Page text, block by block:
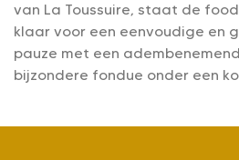
van La Toussuire, staat de
klaar voor een eenvoudige en
pauze met een
bijzondere fondue onder een